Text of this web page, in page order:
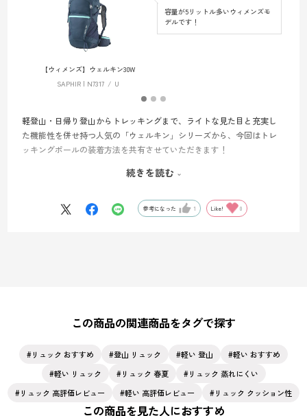
【ウィメンズ】ウェルキン30W
SAPHIR | N7317
U
容量が5リットル多いウィメンズモ
デルです！
軽登山・日帰り登山からトレッキングまで、ライトな見た目と充実し
た機能性を併せ持つ人気の「ウェルキン」シリーズから、今回はトレ
ッキングポールの装着方法を共有させていただきます！
まずはストックの先端をループに通して留めれるように巻きます。
が可能となります✨
続きを読む
参考になった 1 Like! 0
この商品の関連商品をタグで探す
リュック おすすめ 登山 リュック 軽い 登山
軽い おすすめ
軽い リュック
リュック 春夏
リュック 蒸れにくい
リュック 高評価レビュー
軽い 高評価レビュー リュック クッション性
この商品を見た人におすすめ